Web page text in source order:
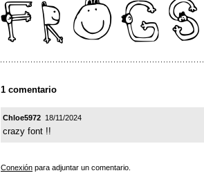
1 comentario
Chloe5972 18/11/2024
crazy font !!
Conexión para adjuntar un comentario.